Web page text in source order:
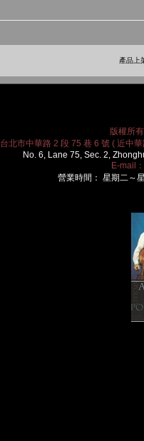
產品上
版權所
台北市中華路 2 段 75 巷 6 號 ( 近中
No. 6, Lane 75, Sec. 2,
E-mail：
營業時間： 星期二～